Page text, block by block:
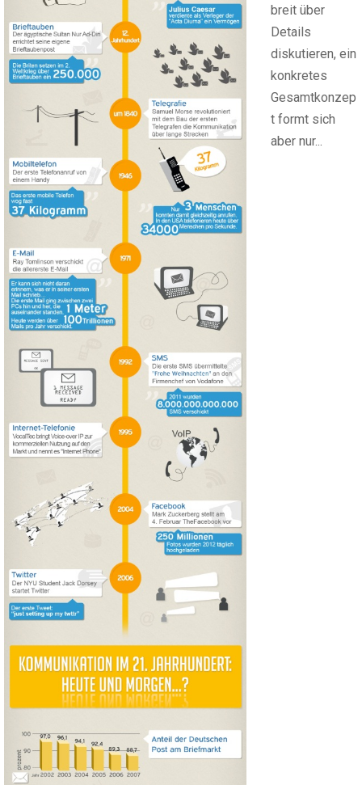
breit über
Details
diskutieren, ein
konkretes
Gesamtkonzep
t formt sich
aber nur...